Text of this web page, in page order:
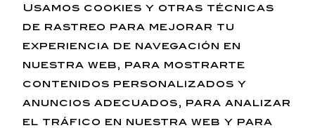
Nosotros
Historia
Negocio
Filosofía
Contacto
Usamos cookies y otras técnicas
de rastreo para mejorar tu
experiencia de navegación en
nuestra web, para mostrarte
contenidos personalizados y
anuncios adecuados, para analizar
el tráfico en nuestra web y para
Para que
funcione lo
mejor posible
durante tu
visita. Si
cookies,
funcionalidades
desaparecerán